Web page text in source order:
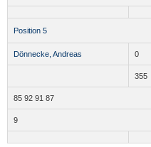
Position 5
Dönnecke, Andreas 0
355
85 92 91 87
9